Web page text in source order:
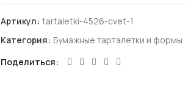
Артикул: tartaletki-4526-cvet-1
Категория: Бумажные тарталетки и формы
Поделиться